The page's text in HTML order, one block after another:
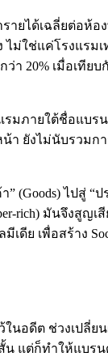
ด้เฉลี่ยต่อห้องพัก
ใช่แค่โรงแรมเ
ว่า 20% เมื่อเ
มภายใต้ชื่อแบรน
า ยังไม่นับรวมก
ไปสู่ “ป
rich) มันจึงสูญเ
เพื่อสร้าง
นอดีต ช่วงเปลี่
ต่ก็ทำให้แบรนด์